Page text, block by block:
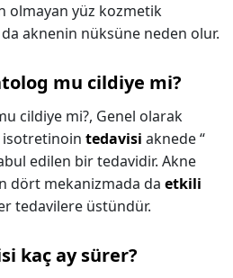
olmayan yüz kozmetik
aknenin nüksüne neden olur.
mu cildiye mi?
cildiye mi?, Genel olarak
isotretinoin tedavisi aknede “
edilen bir tedavidir. Akne
dört mekanizmada da etkili
tedavilere üstündür.
kaç ay sürer?